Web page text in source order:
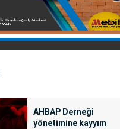
AHBAP Derneği
yönetimine kayyım